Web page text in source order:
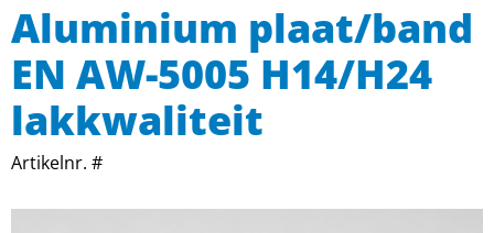
Aluminium plaat/band
EN AW-5005 H14/H24
lakkwaliteit
Artikelnr. #